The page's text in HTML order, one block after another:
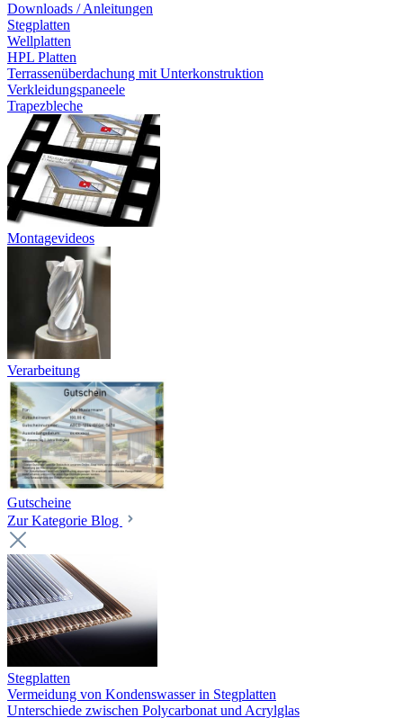
Downloads / Anleitungen
Stegplatten
Wellplatten
HPL Platten
Terrassenüberdachung mit Unterkonstruktion
Verkleidungspaneele
Trapezbleche
Montagevideos
Verarbeitung
Gutscheine
Zur Kategorie Blog
Stegplatten
Vermeidung von Kondenswasser in Stegplatten
Unterschiede zwischen Polycarbonat und Acrylglas